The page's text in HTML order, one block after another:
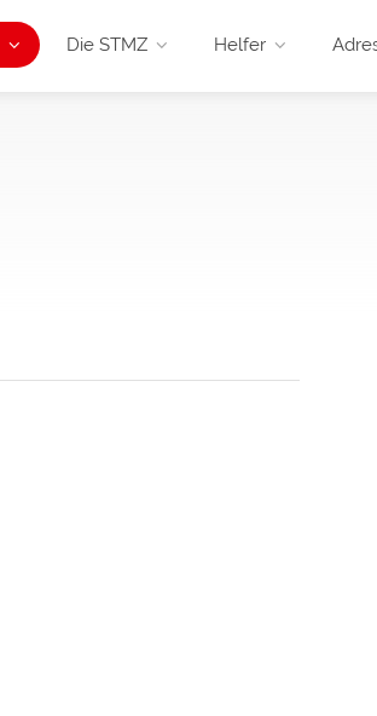
Die STMZ Helfer